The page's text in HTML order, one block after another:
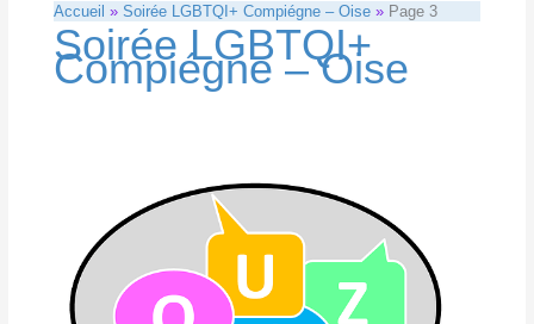
Accueil Soirée LGBTQI+ Compiégne – Oise Page 3
Soirée LGBTQI+
Compiégne – Oise